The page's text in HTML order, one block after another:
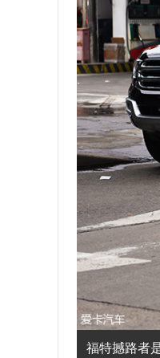
福特撼路者